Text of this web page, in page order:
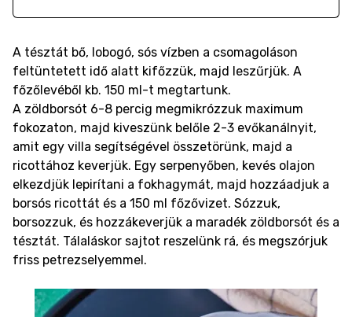
A tésztát bő, lobogó, sós vízben a csomagoláson
feltüntetett idő alatt kifőzzük, majd leszűrjük. A
főzőlevéből kb. 150 ml-t megtartunk.
A zöldborsót 6-8 percig megmikrózzuk maximum
fokozaton, majd kiveszünk belőle 2-3 evőkanálnyit,
amit egy villa segítségével összetörünk, majd a
ricottához keverjük. Egy serpenyőben, kevés olajon
elkezdjük lepirítani a fokhagymát, majd hozzáadjuk a
borsós ricottát és a 150 ml főzővizet. Sózzuk,
borsozzuk, és hozzákeverjük a maradék zöldborsót és a
tésztát. Tálaláskor sajtot reszelünk rá, és megszórjuk
friss petrezselyemmel.